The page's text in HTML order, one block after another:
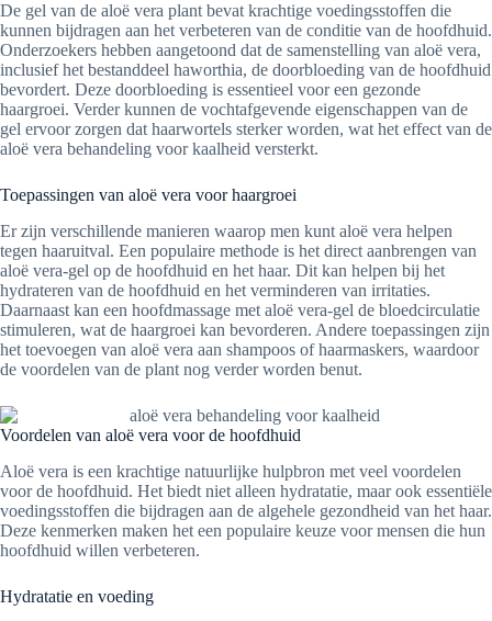
De gel van de aloë vera plant bevat krachtige voedingsstoffen die
kunnen bijdragen aan het verbeteren van de conditie van de hoofdhuid.
Onderzoekers hebben aangetoond dat de samenstelling van aloë vera,
inclusief het bestanddeel haworthia, de doorbloeding van de hoofdhuid
bevordert. Deze doorbloeding is essentieel voor een gezonde
haargroei. Verder kunnen de vochtafgevende eigenschappen van de
gel ervoor zorgen dat haarwortels sterker worden, wat het effect van de
aloë vera behandeling voor kaalheid versterkt.
Toepassingen van aloë vera voor haargroei
Er zijn verschillende manieren waarop men kunt aloë vera helpen
tegen haaruitval. Een populaire methode is het direct aanbrengen van
aloë vera-gel op de hoofdhuid en het haar. Dit kan helpen bij het
hydrateren van de hoofdhuid en het verminderen van irritaties.
Daarnaast kan een hoofdmassage met aloë vera-gel de bloedcirculatie
stimuleren, wat de haargroei kan bevorderen. Andere toepassingen zijn
het toevoegen van aloë vera aan shampoos of haarmaskers, waardoor
de voordelen van de plant nog verder worden benut.
Voordelen van aloë vera voor de hoofdhuid
Aloë vera is een krachtige natuurlijke hulpbron met veel voordelen
voor de hoofdhuid. Het biedt niet alleen hydratatie, maar ook essentiële
voedingsstoffen die bijdragen aan de algehele gezondheid van het haar.
Deze kenmerken maken het een populaire keuze voor mensen die hun
hoofdhuid willen verbeteren.
Hydratatie en voeding